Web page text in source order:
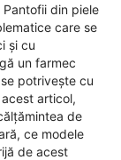
din piele
care se
și cu
un farmec
potrivește cu
articol,
de
ce modele
de acest